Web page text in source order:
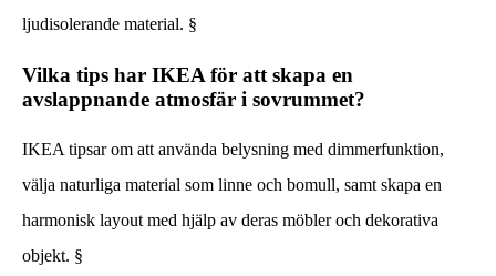
ljudisolerande material. §
Vilka tips har IKEA för att skapa en
avslappnande atmosfär i sovrummet?
IKEA tipsar om att använda belysning med dimmerfunktion,
välja naturliga material som linne och bomull, samt skapa en
harmonisk layout med hjälp av deras möbler och dekorativa
objekt. §